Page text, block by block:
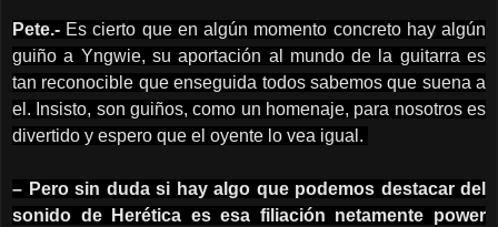
Pete.- Es cierto que en algún momento concreto hay algún
guiño a Yngwie, su aportación al mundo de la guitarra es
tan reconocible que enseguida todos sabemos que suena a
el. Insisto, son guiños, como un homenaje, para nosotros es
divertido y espero que el oyente lo vea igual.
– Pero sin duda si hay algo que podemos destacar del
sonido de Herética es esa filiación netamente power